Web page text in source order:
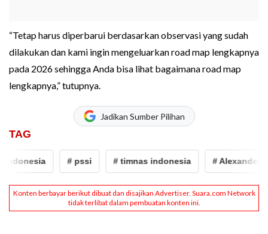
“Tetap harus diperbarui berdasarkan observasi yang sudah
dilakukan dan kami ingin mengeluarkan road map lengkapnya
pada 2026 sehingga Anda bisa lihat bagaimana road map
lengkapnya,” tutupnya.
Jadikan Sumber Pilihan
TAG
# pssi # timnas indonesia # Alexander